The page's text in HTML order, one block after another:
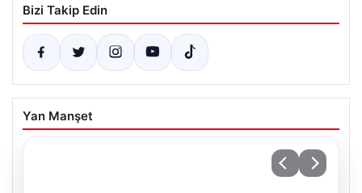
Bizi Takip Edin
Yan Manşet